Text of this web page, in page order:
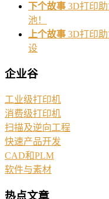
下个故事 3D打印
池！
上个故事 3D打印
设
企业谷
工业级打印机
消费级打印机
扫描及逆向工程
快速产品开发
CAD和PLM
软件与素材
热点文章